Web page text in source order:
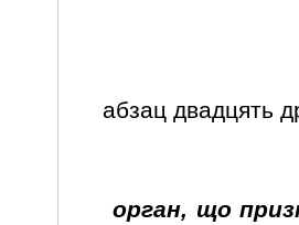
абзац двадцять
орган, що